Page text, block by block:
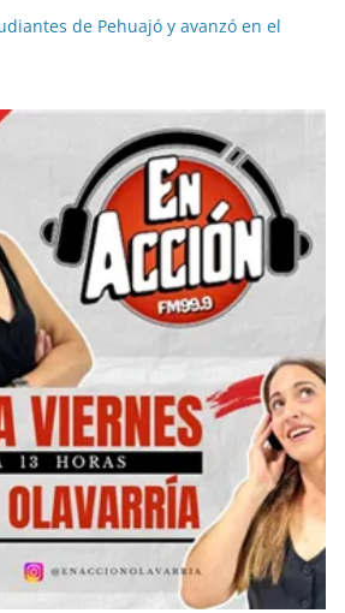
de Pehuajó y avanzó en el